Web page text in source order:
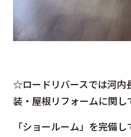
☆ロードリバースでは河内
装・屋根リフォームに関し
「ショールーム」を完備